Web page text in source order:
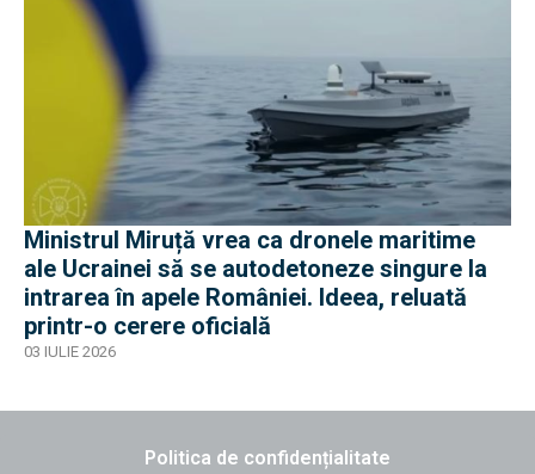
Ministrul Miruță vrea ca dronele maritime
ale Ucrainei să se autodetoneze singure la
intrarea în apele României. Ideea, reluată
printr-o cerere oficială
03 IULIE 2026
Politica de confidențialitate